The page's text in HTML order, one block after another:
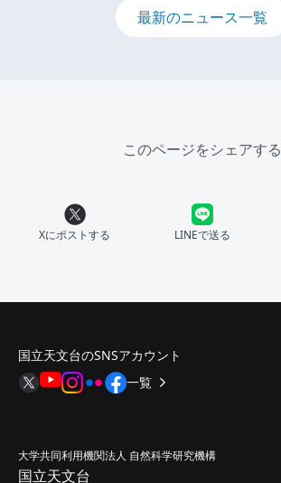
最新のニュース一覧
このページをシェアする
Xにポストする LINEで送る
国立天文台のSNSアカウント
一覧
大学共同利用機関法人 自然科学研究機構
国立天文台